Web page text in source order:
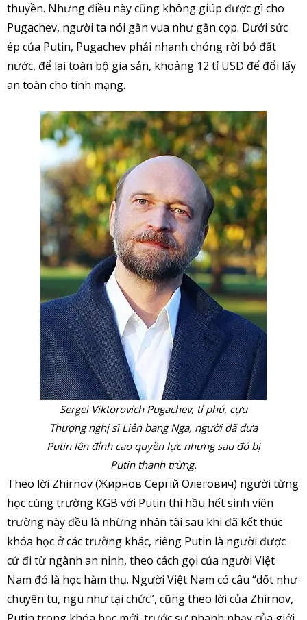
thuyền. Nhưng điều này cũng không giúp được gì cho
Pugachev, người ta nói gần vua như gần cọp. Dưới sức
ép của Putin, Pugachev phải nhanh chóng rời bỏ đất
nước, để lại toàn bộ gia sản, khoảng 12 tỉ USD để đổi lấy
an toàn cho tính mạng.
Sergei Viktorovich Pugachev, tỉ phú, cựu
Thượng nghị sĩ Liên bang Nga, người đã đưa
Putin lên đỉnh cao quyền lực nhưng sau đó bị
Putin thanh trừng.
Theo lời Zhirnov (Жирнов Сергій Олегович) người từng
học cùng trường KGB với Putin thì hầu hết sinh viên
trường này đều là những nhân tài sau khi đã kết thúc
khóa học ở các trường khác, riêng Putin là người được
cử đi từ ngành an ninh, theo cách gọi của người Việt
Nam đó là học hàm thụ. Người Việt Nam có câu “dốt như
chuyên tu, ngu như tại chức”, cũng theo lời của Zhirnov,